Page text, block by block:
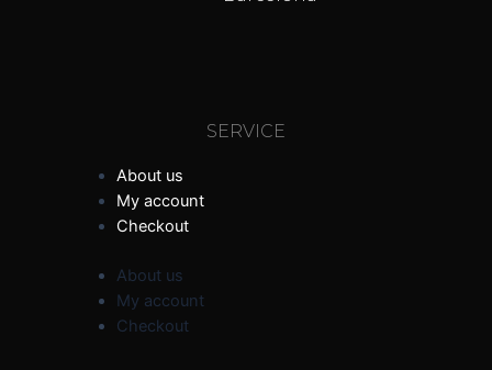
SERVICE
About us
My account
Checkout
About us
My account
Checkout